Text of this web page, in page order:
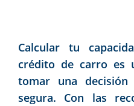
Calcular tu
crédito de carro es
tomar una
segura. Con las